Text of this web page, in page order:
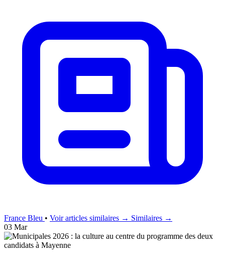
France Bleu • Voir articles similaires → Similaires →
03 Mar